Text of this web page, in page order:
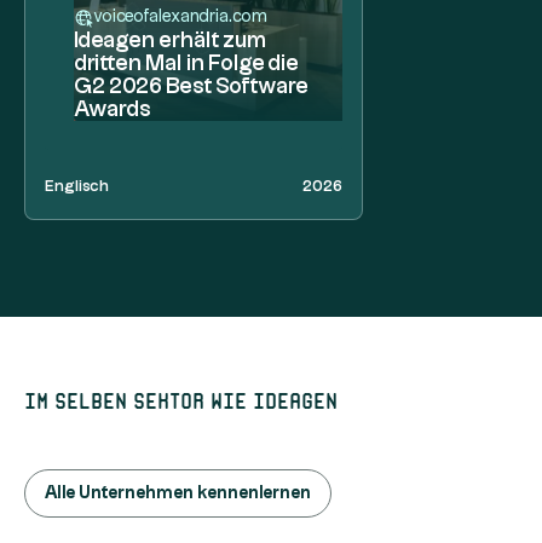
voiceofalexandria.com
Ideagen erhält zum
dritten Mal in Folge die
G2 2026 Best Software
Awards
Englisch 2026
Im selben Sektor wie Ideagen
Alle Unternehmen kennenlernen